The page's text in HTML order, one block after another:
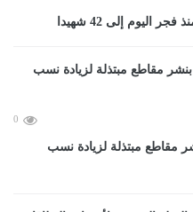
إلى 42 شهيدا
0
مقاطع مبتذلة لزيادة نسب